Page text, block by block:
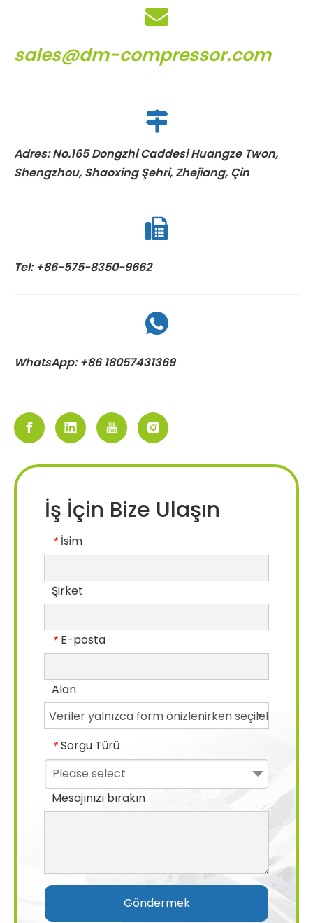
sales@dm-compressor.com
Adres: No.165 Dongzhi Caddesi Huangze Twon,
Shengzhou, Shaoxing Şehri, Zhejiang, Çin
Tel: +86-575-8350-9662
WhatsApp: +86 18057431369
İş İçin Bize Ulaşın
* İsim
Şirket
* E-posta
Alan
* Sorgu Türü
Please select
Mesajınızı bırakın
Göndermek